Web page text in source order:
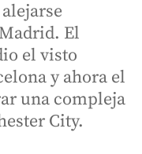
El
el visto
y ahora el
una compleja
City.